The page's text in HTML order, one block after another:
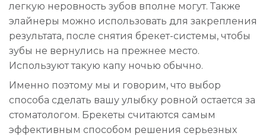
легкую неровность зубов вполне могут. Также
элайнеры можно использовать для закрепления
результата, после снятия брекет-системы, чтобы
зубы не вернулись на прежнее место.
Используют такую капу ночью обычно.
Именно поэтому мы и говорим, что выбор
способа сделать вашу улыбку ровной остается за
стоматологом. Брекеты считаются самым
эффективным способом решения серьезных